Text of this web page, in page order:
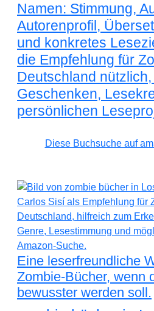
Namen: Stimmung,
Autorenprofil,
und konkretes
die Empfehlung für
Deutschland
Geschenken,
persönlichen
Diese Buchsuche auf
Eine leserfreundliche
Zombie-Bücher, wenn
bewusster werden soll.